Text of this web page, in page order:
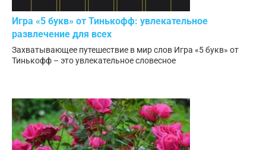
Игра «5 букв» от Тинькофф: увлекательное
развлечение для всех
Захватывающее путешествие в мир слов Игра «5 букв» от
Тинькофф – это увлекательное словесное